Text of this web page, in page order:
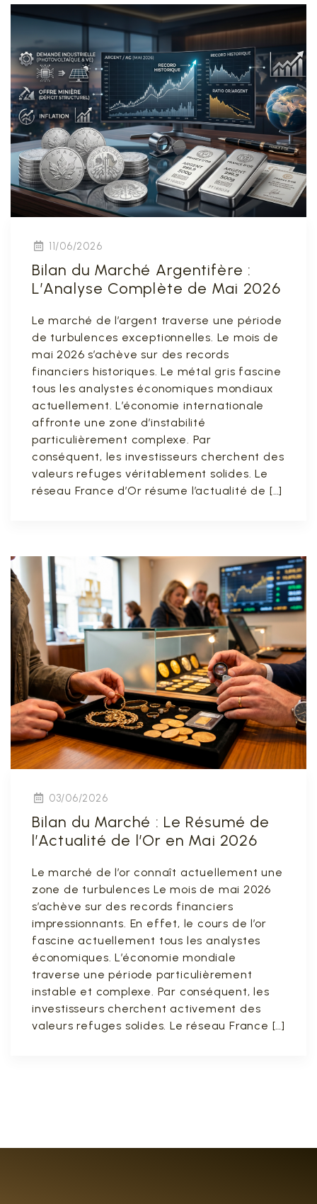
11/06/2026
Bilan du Marché Argentifère :
L’Analyse Complète de Mai 2026
Le marché de l’argent traverse une période
de turbulences exceptionnelles. Le mois de
mai 2026 s’achève sur des records
financiers historiques. Le métal gris fascine
tous les analystes économiques mondiaux
actuellement. L’économie internationale
affronte une zone d’instabilité
particulièrement complexe. Par
conséquent, les investisseurs cherchent des
valeurs refuges véritablement solides. Le
réseau France d’Or résume l’actualité de […]
03/06/2026
Bilan du Marché : Le Résumé de
l’Actualité de l’Or en Mai 2026
Le marché de l’or connaît actuellement une
zone de turbulences Le mois de mai 2026
s’achève sur des records financiers
impressionnants. En effet, le cours de l’or
fascine actuellement tous les analystes
économiques. L’économie mondiale
traverse une période particulièrement
instable et complexe. Par conséquent, les
investisseurs cherchent activement des
valeurs refuges solides. Le réseau France […]